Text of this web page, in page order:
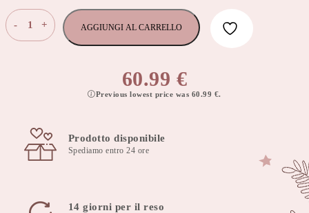
-
Fodera
universale
+ AGGIUNGI AL CARRELLO
60.99 €
Previous lowest price was 60.99 €.
Prodotto disponibile
Spediamo entro 24 ore
14 giorni per il reso